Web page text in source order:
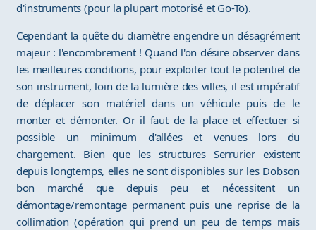
d'instruments (pour la plupart motorisé et Go-To).
Cependant la quête du diamètre engendre un désagrément
majeur : l'encombrement ! Quand l'on désire observer dans
les meilleures conditions, pour exploiter tout le potentiel de
son instrument, loin de la lumière des villes, il est impératif
de déplacer son matériel dans un véhicule puis de le
monter et démonter. Or il faut de la place et effectuer si
possible un minimum d'allées et venues lors du
chargement. Bien que les structures Serrurier existent
depuis longtemps, elles ne sont disponibles sur les Dobson
bon marché que depuis peu et nécessitent un
démontage/remontage permanent puis une reprise de la
collimation (opération qui prend un peu de temps mais